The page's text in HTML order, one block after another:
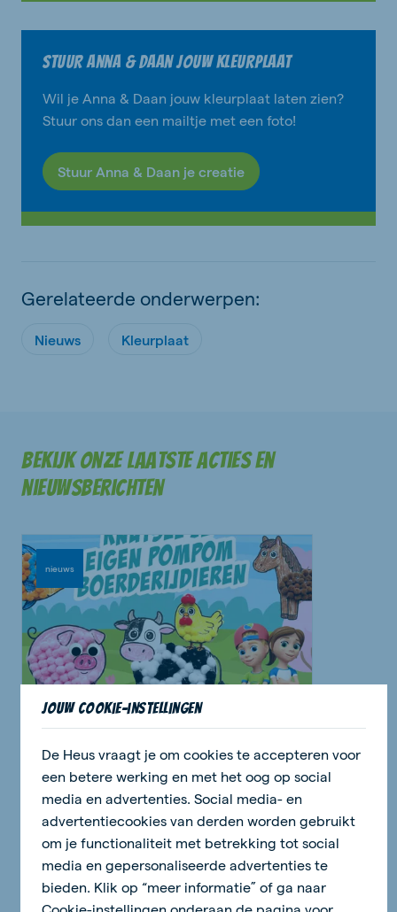
Jouw cookie-instellingen
De Heus vraagt je om cookies te accepteren voor
een betere werking en met het oog op social
media en advertenties. Social media- en
advertentiecookies van derden worden gebruikt
om je functionaliteit met betrekking tot social
media en gepersonaliseerde advertenties te
bieden. Klik op “meer informatie” of ga naar
Stuur Anna & Daan jouw kleurplaat
Wil je Anna & Daan jouw kleurplaat laten zien?
Stuur ons dan een mailtje met een foto!
Stuur Anna & Daan je creatie
Gerelateerde onderwerpen:
Nieuws Kleurplaat
Bekijk onze laatste acties en
nieuwsberichten
nieuws
18 juni 2026 - 2 minuten
Pompom boerderijdieren
Lees verder
nieuws